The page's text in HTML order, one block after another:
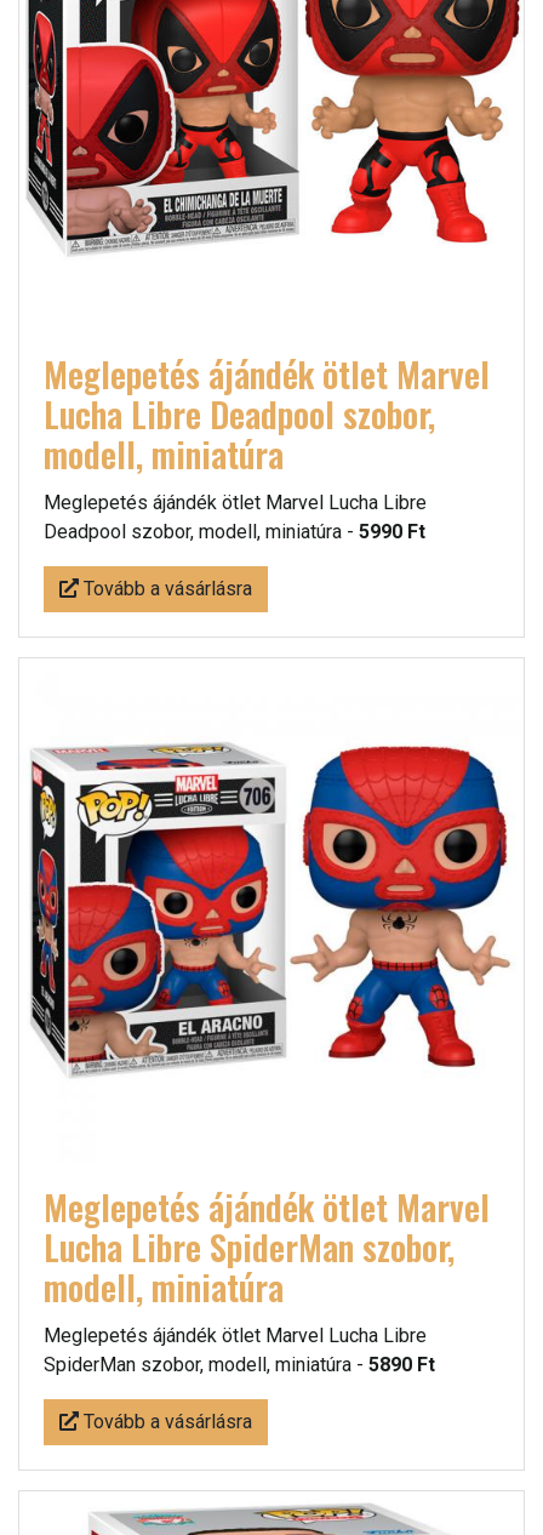
Meglepetés ájándék ötlet Marvel
Lucha Libre Deadpool szobor,
modell, miniatúra
Meglepetés ájándék ötlet Marvel Lucha Libre
Deadpool szobor, modell, miniatúra - 5990 Ft
Tovább a vásárlásra
Meglepetés ájándék ötlet Marvel
Lucha Libre SpiderMan szobor,
modell, miniatúra
Meglepetés ájándék ötlet Marvel Lucha Libre
SpiderMan szobor, modell, miniatúra - 5890 Ft
Tovább a vásárlásra